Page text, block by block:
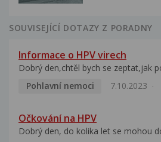
SOUVISEJÍCÍ DOTAZY Z PORADNY
Informace o HPV virech
Dobrý den,chtěl bych se zeptat,jak
Pohlavní nemoci
7.10.2023
Očkování na HPV
Dobrý den, do kolika let se mohou